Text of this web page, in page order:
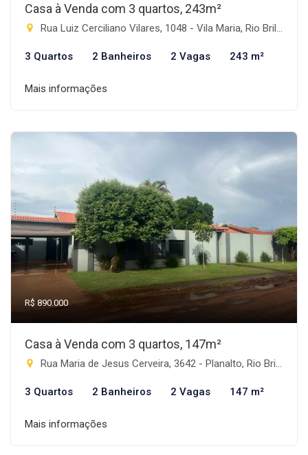
Casa à Venda com 3 quartos, 243m²
Rua Luiz Cerciliano Vilares, 1048 - Vila Maria, Rio Brilhante-MS
3 Quartos 2 Banheiros 2 Vagas 243 m²
Mais informações
R$ 890.000
Casa à Venda com 3 quartos, 147m²
Rua Maria de Jesus Cerveira, 3642 - Planalto, Rio Brilhante-MS
3 Quartos 2 Banheiros 2 Vagas 147 m²
Mais informações